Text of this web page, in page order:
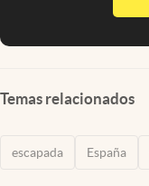
Temas relacionados
escapada España